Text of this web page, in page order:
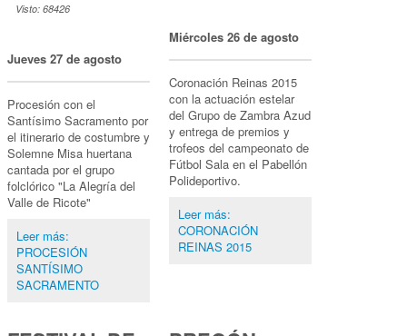
Visto: 68426
Jueves 27 de agosto
Procesión con el
Santísimo Sacramento por
el itinerario de costumbre y
Solemne Misa huertana
cantada por el grupo
folclórico "La Alegría del
Valle de Ricote"
Leer más:
PROCESIÓN
SANTÍSIMO
SACRAMENTO
Miércoles 26 de agosto
Coronación Reinas 2015
con la actuación estelar
del Grupo de Zambra Azud
y entrega de premios y
trofeos del campeonato de
Fútbol Sala en el Pabellón
Polideportivo.
Leer más:
CORONACIÓN
REINAS 2015